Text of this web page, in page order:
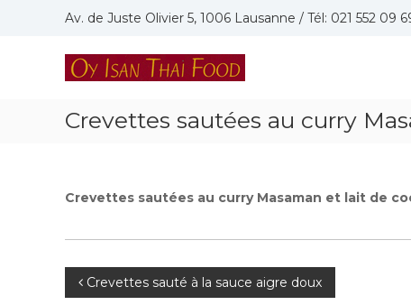
Av. de Juste Olivier 5, 1006 Lausanne / Tél: 021 552 09
Oy
Isan
Food
Lausanne
Crevettes sautées au curry
Crevettes sautées au curry Masaman et lait de
Navigation
Crevettes sauté à la sauce aigre doux